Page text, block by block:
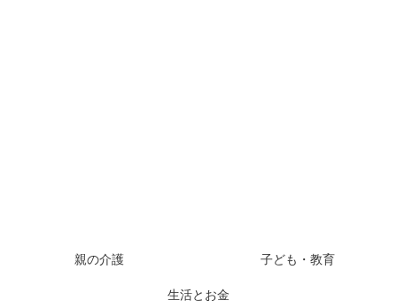
親の介護 子ども・教育
生活とお金